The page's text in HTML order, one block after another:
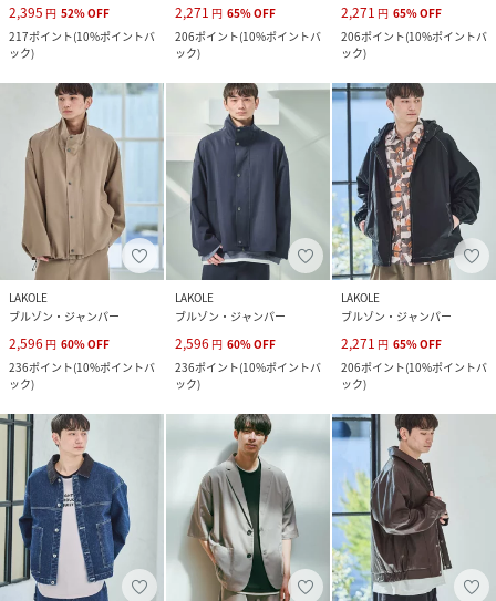
2,395 円 52%OFF
217ポイント(10%ポイントバ
ック)
2,271 円 65%OFF
206ポイント(10%ポイントバ
ック)
2,271 円 65%OFF
206ポイント(10%ポイントバ
ック)
LAKOLE
ブルゾン・ジャンパー
2,596 円 60%OFF
236ポイント(10%ポイントバ
ック)
LAKOLE
ブルゾン・ジャンパー
2,596 円 60%OFF
236ポイント(10%ポイントバ
ック)
LAKOLE
ブルゾン・ジャンパー
2,271 円 65%OFF
206ポイント(10%ポイントバ
ック)